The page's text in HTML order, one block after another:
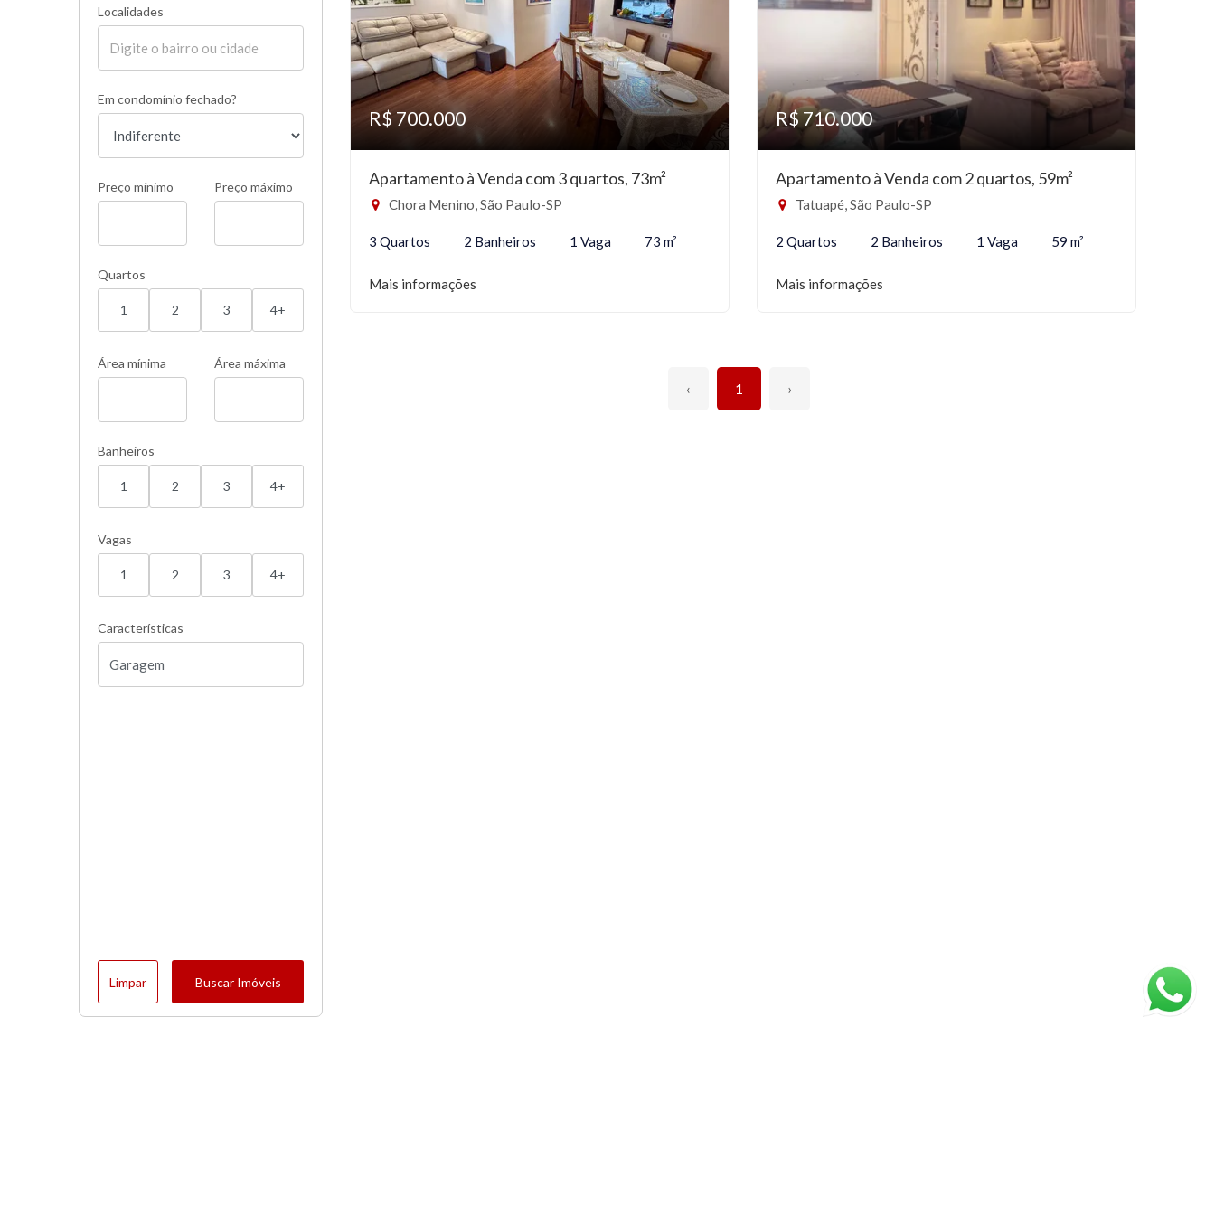
Localidades
Em condomínio fechado?
Preço mínimo Preço máximo
Quartos
1 2 3 4+
Área mínima Área máxima
Banheiros
1 2 3 4+
Vagas
1 2 3 4+
Características
Limpar Buscar Imóveis
R$ 700.000
Apartamento à Venda com 3 quartos, 73m²
Chora Menino, São Paulo-SP
3 Quartos 2 Banheiros 1 Vaga 73 m²
Mais informações
R$ 710.000
Apartamento à Venda com 2 quartos, 59m²
Tatuapé, São Paulo-SP
2 Quartos 2 Banheiros 1 Vaga 59 m²
Mais informações
‹ 1 ›